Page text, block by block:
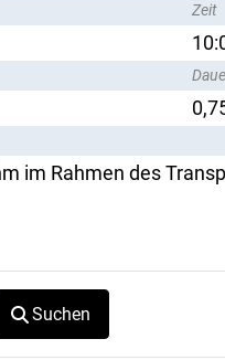
Zeit
im Rahmen des
Suchen